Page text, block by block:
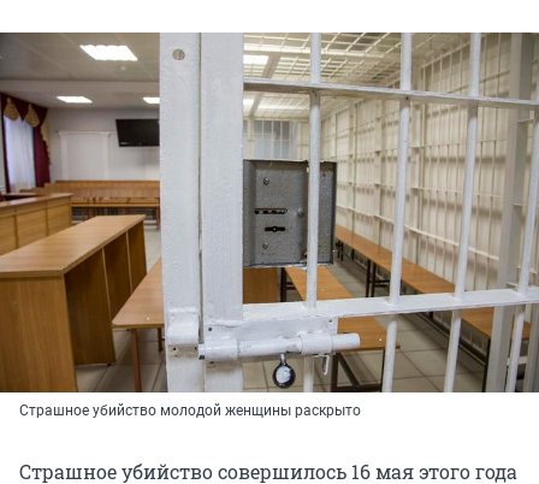
Страшное убийство молодой женщины раскрыто
Страшное убийство совершилось 16 мая этого года